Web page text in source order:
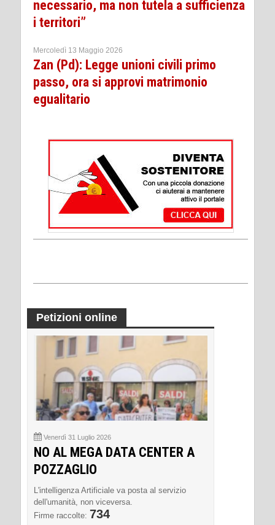
necessario, ma non tutela a sufficienza
i territori”
Mercoledì 13 Maggio 2026
Zan (Pd): Legge unioni civili primo
passo, ora si approvi matrimonio
egualitario
Petizioni online
Venerdì 31 Luglio 2026
NO AL MEGA DATA CENTER A
POZZAGLIO
L'intelligenza Artificiale va posta al servizio
dell'umanità, non viceversa.
Firme raccolte: 734